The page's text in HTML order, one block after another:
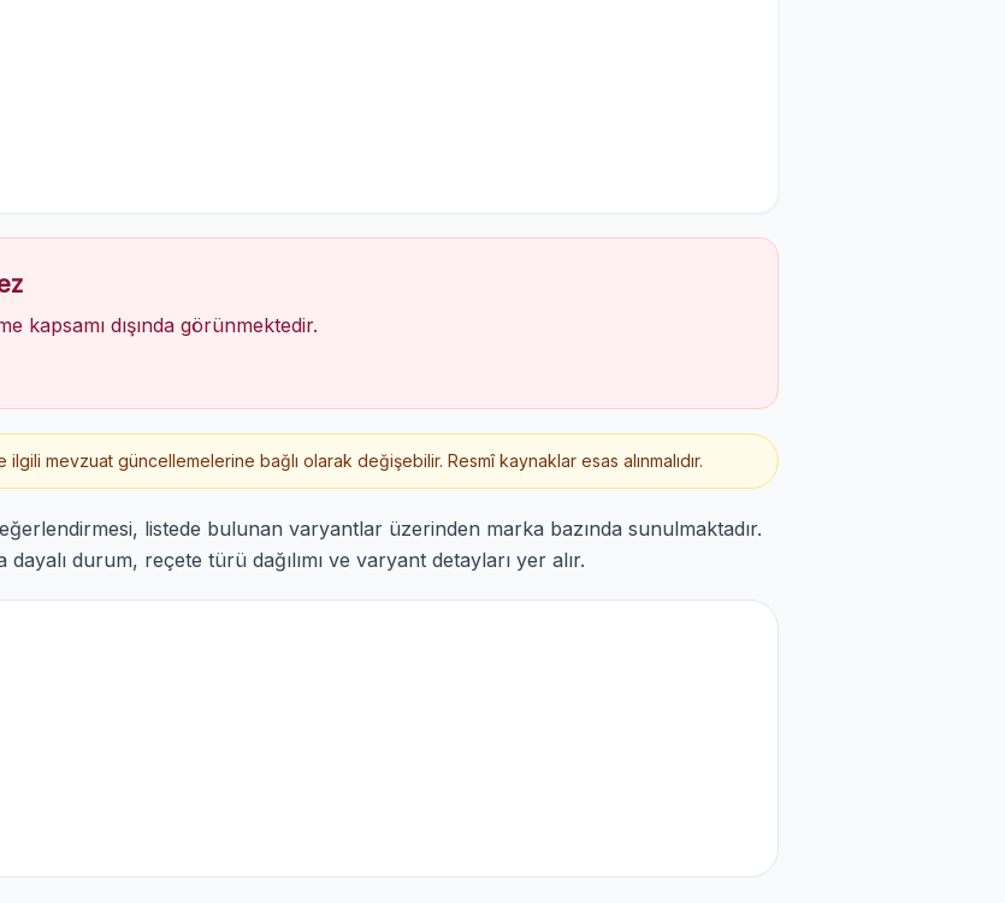
kapsamı dışında görünmektedir.
mevzuat güncellemelerine bağlı olarak değişebilir. Resmî kaynaklar esas alınmalıdır.
listede bulunan varyantlar üzerinden marka bazında sunulmaktadır.
durum, reçete türü dağılımı ve varyant detayları yer alır.